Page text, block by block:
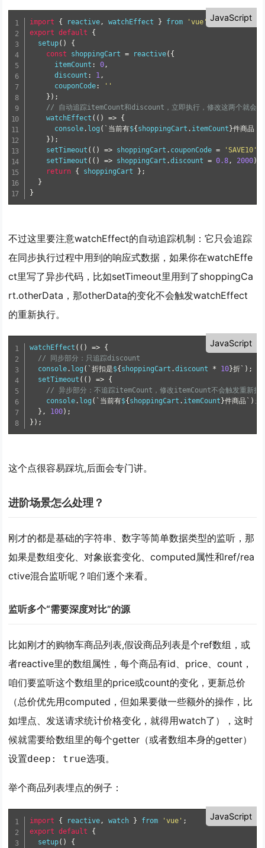
JavaScript
import { reactive, watchEffect } from 'vue' ;
export
default
{
setup( )
{
const
shoppingCart = reactive( {
      itemCount
: 0,
      discount
: 1,
      couponCode
:
''
} ) ;
// 自动追踪itemCount和discount，立即执行，修改这两个就会再
watchEffect ( ( ) => {
      console
. log ( `当前有${ shoppingCart . itemCount }件商品，
} ) ;
setTimeout ( ( ) => shoppingCart . couponCode = 'SAVE10'
setTimeout ( ( ) => shoppingCart .discount = 0.8, 2000)
return { shoppingCart } ;
}
}
不过这里要注意watchEffect的自动追踪机制：它只会追踪
在同步执行过程中用到的响应式数据，如果你在watchEffe
ct里写了异步代码，比如setTimeout里用到了shoppingCa
rt.otherData，那otherData的变化不会触发watchEffect
的重新执行。
JavaScript
watchEffect ( ( ) => {
// 同步部分：只追踪discount
  console
. log ( `折扣是${ shoppingCart .discount * 10}折` ) ;
setTimeout ( ( ) => {
// 异步部分：不追踪itemCount，修改itemCount不会触发重新执
    console
. log ( `当前有${ shoppingCart . itemCount }件商品` ) ;
} , 100) ;
} ) ;
这个点很容易踩坑,后面会专门讲。
进阶场景怎么处理？
刚才的都是基础的字符串、数字等简单数据类型的监听，那
如果是数组变化、对象嵌套变化、computed属性和ref/rea
ctive混合监听呢？咱们逐个来看。
监听多个“需要深度对比”的源
比如刚才的购物车商品列表,假设商品列表是个ref数组，或
者reactive里的数组属性，每个商品有id、price、count，
咱们要监听这个数组里的price或count的变化，更新总价
（总价优先用computed，但如果要做一些额外的操作，比
如埋点、发送请求统计价格变化，就得用watch了），这时
候就需要给数组里的每个getter（或者数组本身的getter）
设置deep: true选项。
举个商品列表埋点的例子：
JavaScript
import { reactive, watch } from 'vue' ;
export
default
{
setup( )
{